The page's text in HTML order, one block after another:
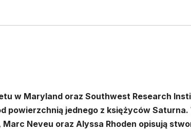
w Maryland oraz Southwest Research
powierzchnią jednego z księżyców
Neveu oraz Alyssa Rhoden opisują